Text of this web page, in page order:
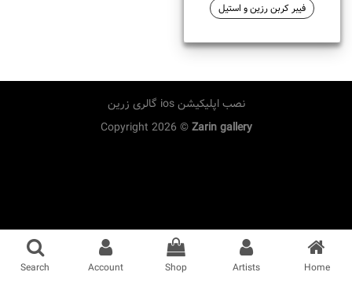
فیبر کربن رزین و استیل
نصب اپلیکیشن ios گالری زرین
Copyright 2026 ©Zarin gallery
Home
Artists
Shop
Account
Search